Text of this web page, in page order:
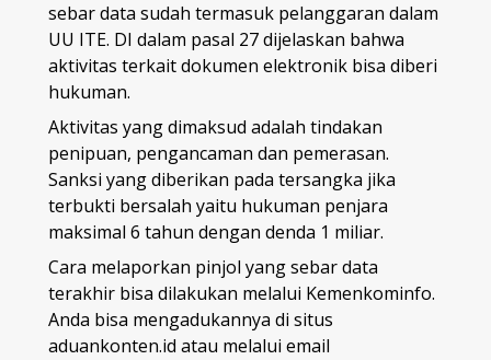
sebar data sudah termasuk pelanggaran dalam
UU ITE. DI dalam pasal 27 dijelaskan bahwa
aktivitas terkait dokumen elektronik bisa diberi
hukuman.
Aktivitas yang dimaksud adalah tindakan
penipuan, pengancaman dan pemerasan.
Sanksi yang diberikan pada tersangka jika
terbukti bersalah yaitu hukuman penjara
maksimal 6 tahun dengan denda 1 miliar.
Cara melaporkan pinjol yang sebar data
terakhir bisa dilakukan melalui Kemenkominfo.
Anda bisa mengadukannya di situs
aduankonten.id atau melalui email